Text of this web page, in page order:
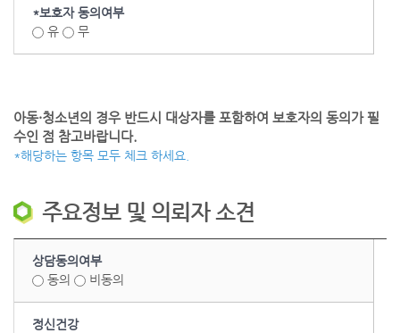
*보호자 동의여부
유
무
아동·청소년의 경우 반드시 대상자를 포함하여 보호자의 동의가 필
수인 점 참고바랍니다.
*해당하는 항목 모두 체크 하세요.
주요정보 및 의뢰자 소견
상담동의여부
동의
비동의
정신건강